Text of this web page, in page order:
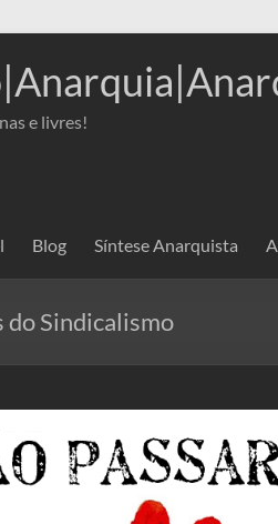
e livres!
Blog Síntese Anarquista
do Sindicalismo